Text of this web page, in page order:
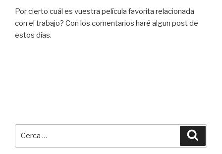
Por cierto cuál es vuestra película favorita relacionada
con el trabajo? Con los comentarios haré algun post de
estos días.